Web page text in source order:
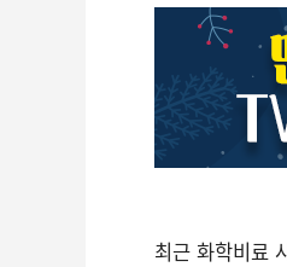
최근 화학비료